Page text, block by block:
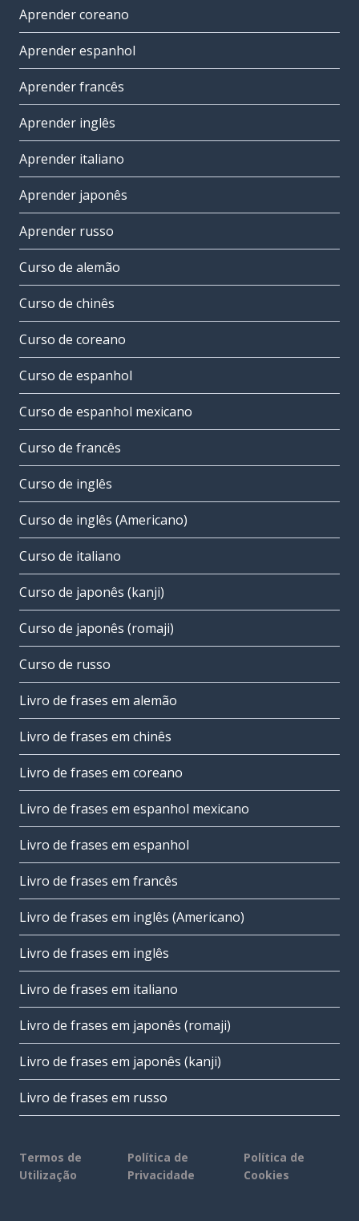
Aprender coreano
Aprender espanhol
Aprender francês
Aprender inglês
Aprender italiano
Aprender japonês
Aprender russo
Curso de alemão
Curso de chinês
Curso de coreano
Curso de espanhol
Curso de espanhol mexicano
Curso de francês
Curso de inglês
Curso de inglês (Americano)
Curso de italiano
Curso de japonês (kanji)
Curso de japonês (romaji)
Curso de russo
Livro de frases em alemão
Livro de frases em chinês
Livro de frases em coreano
Livro de frases em espanhol mexicano
Livro de frases em espanhol
Livro de frases em francês
Livro de frases em inglês (Americano)
Livro de frases em inglês
Livro de frases em italiano
Livro de frases em japonês (romaji)
Livro de frases em japonês (kanji)
Livro de frases em russo
Termos de
Utilização
Política de
Privacidade
Política de
Cookies